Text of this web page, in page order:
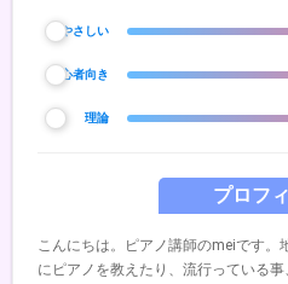
プロフ
こんにちは。ピアノ講師のmeiです。
にピアノを教えたり、流行っている
やさしい
初心者向き
理論